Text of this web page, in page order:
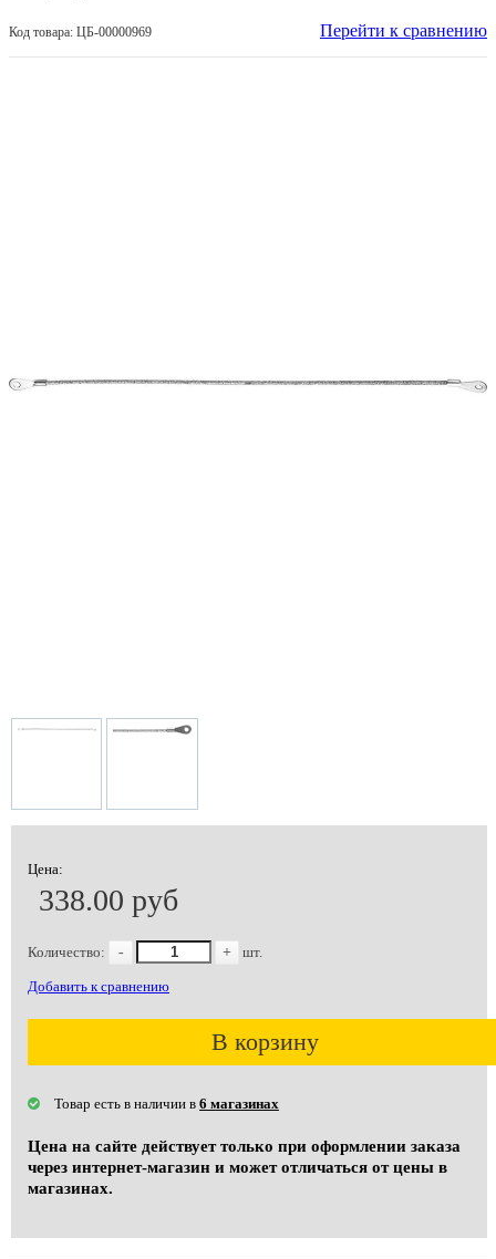
Код товара: ЦБ-00000969 Перейти к сравнению
Цена:
338.00 руб
Количество: - + шт.
Добавить к сравнению
В корзину
Товар есть в наличии в 6 магазинах
Цена на сайте действует только при оформлении заказа
через интернет-магазин и может отличаться от цены в
магазинах.